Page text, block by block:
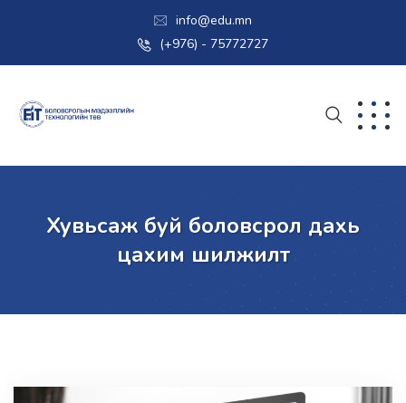
info@edu.mn
(+976) - 75772727
Хувьсаж буй боловсрол дахь
цахим шилжилт